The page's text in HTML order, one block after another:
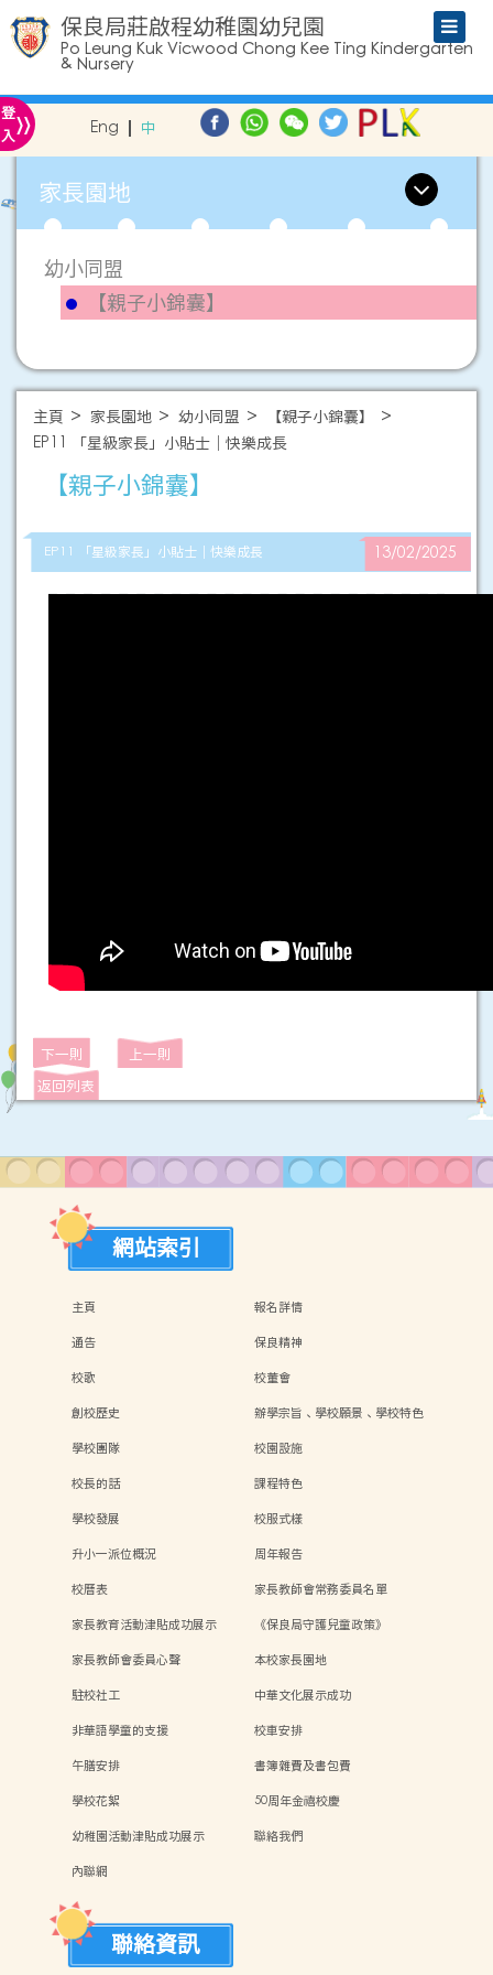
保良局莊啟程幼稚園幼兒園
Po Leung Kuk Vicwood Chong Kee Ting Kindergarten
& Nursery
登
入» Eng 中
家長園地
幼小同盟
【親子小錦囊】
主頁 家長園地 幼小同盟
【親子小錦囊】
EP11 「星級家長」小貼士｜快樂成長
【親子小錦囊】
EP11 「星級家長」小貼士｜快樂成長 13/02/2025
下一則
上一則
返回列表
網站索引
主頁
報名詳情
通告
保良精神
校歌
校董會
創校歷史
辦學宗旨、學校願景、學校特色
學校團隊
校園設施
校長的話
課程特色
學校發展
校服式樣
升小一派位概況
周年報告
校曆表
家長教師會常務委員名單
家長教育活動津貼成功展示
《保良局守護兒童政策》
家長教師會委員心聲
本校家長園地
駐校社工
中華文化展示成功
非華語學童的支援
校車安排
午膳安排
書簿雜費及書包費
學校花絮
50周年金禧校慶
幼稚園活動津貼成功展示
聯絡我們
內聯網
聯絡資訊